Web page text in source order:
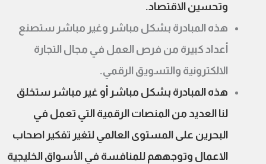
وتحسين الاقتصاد.
هذه المبادرة بشكل مباشر وغير مباشر ستصنع
أعداد كبيرة من فرص العمل في مجال التجارة
الالكترونية والتسويق الرقمي.
هذه المبادرة بشكل مباشر أو غير مباشر ستخلق
لنا العديد من المنصات الرقمية التي تعمل في
البحرين على المستوى العالمي لتغير تفكير اصحاب
الاعمال وتوجههم للمنافسة في الأسواق الخليجية